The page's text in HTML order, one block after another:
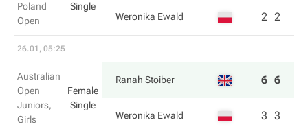
Poland
Open
Single
Weronika Ewald 2 2
26.01, 05:25
Australian
Open
Juniors,
Girls
Female
Single
Ranah Stoiber 6 6
Weronika Ewald 3 3